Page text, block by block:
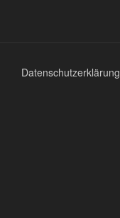
Datenschutzerklärung